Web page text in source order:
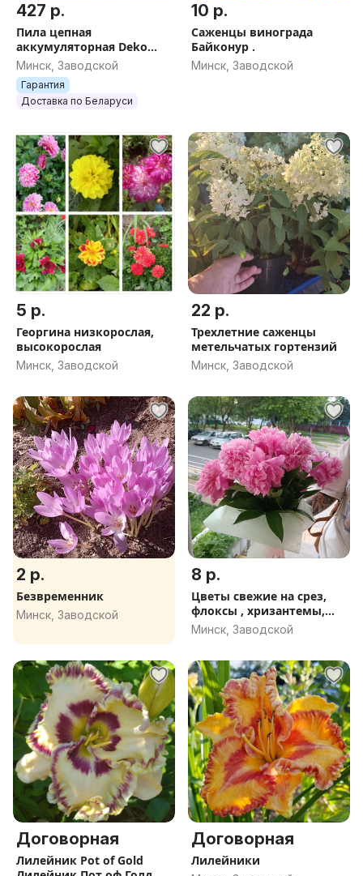
427 р.
Пила цепная
аккумуляторная Deko
DKCHS 20
Минск, Заводской
Гарантия
Доставка по Беларуси
10 р.
Саженцы винограда
Байконур .
Минск, Заводской
5 р.
Георгина низкорослая,
высокорослая
Минск, Заводской
22 р.
Трехлетние саженцы
метельчатых гортензий
Минск, Заводской
2 р.
Безвременник
Минск, Заводской
8 р.
Цветы свежие на срез,
флоксы , хризантемы,
букеты
Минск, Заводской
Договорная
Лилейник Pot of Gold
Договорная
Лилейники